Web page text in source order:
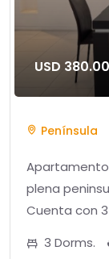
USD
Península
plena
Cuenta con
3 Dorms.